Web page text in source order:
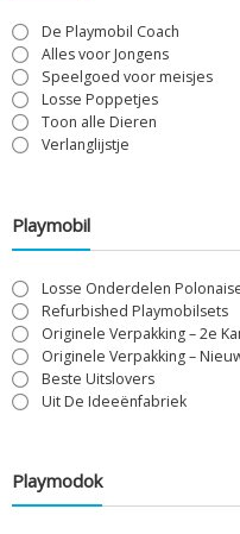
De Playmobil Coach
Alles voor Jongens
Speelgoed voor meisjes
Losse Poppetjes
Toon alle Dieren
Verlanglijstje
Playmobil
Losse Onderdelen
Refurbished Playmobilsets
Originele Verpakking – 2e
Originele Verpakking –
Beste Uitslovers
Uit De Ideeënfabriek
Playmodok